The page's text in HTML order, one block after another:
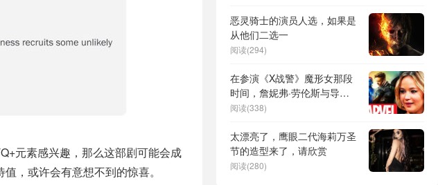
元素感兴趣，那么这部剧可能会成
，或许会有意想不到的惊喜。
恶灵骑士的演员人选，如果是
从他们二选一
阅读(294)
在参演《X战警》魔形女那段
时间，詹妮弗·劳伦斯与导演
合作得并不愉快
阅读(338)
太漂亮了，鹰眼二代海莉万圣
节的造型来了，请欣赏
阅读(280)